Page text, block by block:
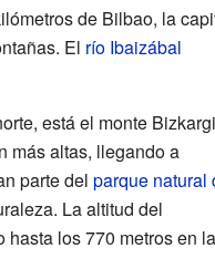
de Bilbao, la
El río Ibaizábal
está el monte
más altas, llegando a
parte del parque natural
La altitud del
hasta los 770 metros en